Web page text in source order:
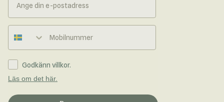
Telefonnummer
Godkänn villkor.
Läs om det här.